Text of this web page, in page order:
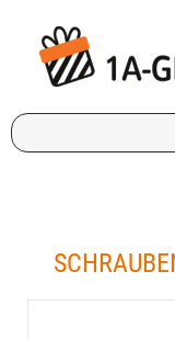
Ich
suche